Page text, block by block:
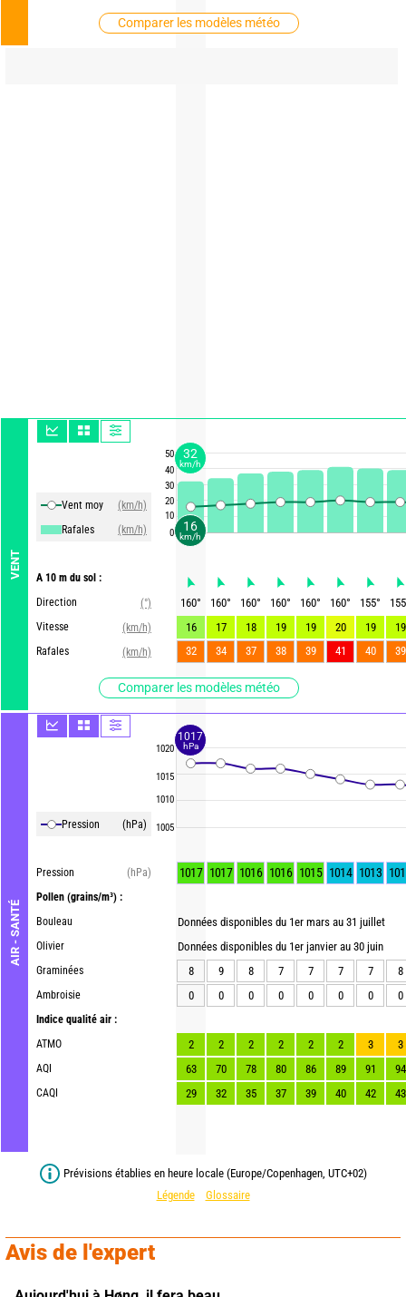
Comparer les modèles météo
VENT
Vent moy
(km/h)
Rafales
(km/h)
A 10 m du sol :
Direction
(°)
Vitesse
(km/h)
Rafales
(km/h)
Comparer les modèles météo
AIR - SANTÉ
Pression (hPa)
Pression
(hPa)
Pollen (grains/m³) :
Bouleau
Olivier
Graminées
Ambroisie
Indice qualité air :
ATMO
AQI
CAQI
50
40
30
20
10
0
1020
1015
1010
1005
160° 160° 160° 160° 160° 160° 155°
155
16
17 18 19 19 20 19
19
32
34 37 38 39 41 40 39
1017 1017 1016 1016 1015 1014 1013
Données disponibles du 1er mars au 31 juillet
Données disponibles du 1er janvier au 30 juin
8
9 8 7 7 7 7
8
0
0 0 0 0 0 0 0
2 2 2 2 2 2 3
3
63
70 78 80 86 89 91
94
29
32 35 37 39 40 42 43
Prévisions établies en heure locale (Europe/Copenhagen, UTC+02)
Légende
Glossaire
Avis de l'expert
16
km/h
32
km/h
1017
hPa